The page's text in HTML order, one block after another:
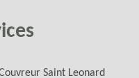
Saint Leonard